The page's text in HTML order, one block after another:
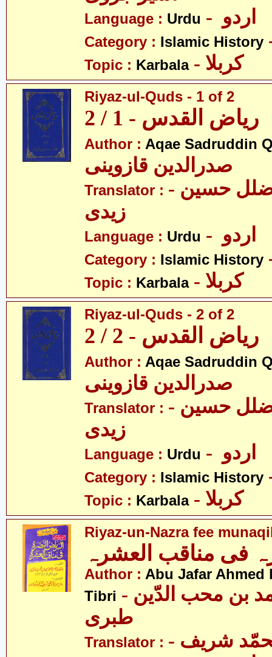
Language : Urdu
Category : Islamic History
Topic : Karbala - کربلا
Riyaz-ul-Quds - 1 of 2
ریاض القدس - 1 / 2
Author : Aqae Sadruddin
Translator : - مولانا سیّد ضلل حسین
زیدی
Language : Urdu
Category : Islamic History
Topic : Karbala - کربلا
Riyaz-ul-Quds - 2 of 2
ریاض القدس - 2 / 2
Author : Aqae Sadruddin
Translator : - مولانا سیّد ضلل حسین
زیدی
Language : Urdu
Category : Islamic History
Topic : Karbala - کربلا
Riyaz-un-Nazra fee
فی مناقب العشرہ
Author : Abu Jafar
Tibri - ابو جعفر احمد بن محب الدّین
طبری
Translator : محمّد شریف